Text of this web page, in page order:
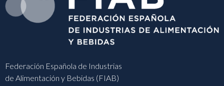
Federación Española de Industrias
de Alimentación y Bebidas (FIAB)